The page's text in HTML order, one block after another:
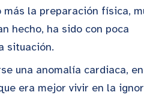
la preparación física,
hecho, ha sido con poca
situación.
una anomalía cardiaca,
era mejor vivir en la